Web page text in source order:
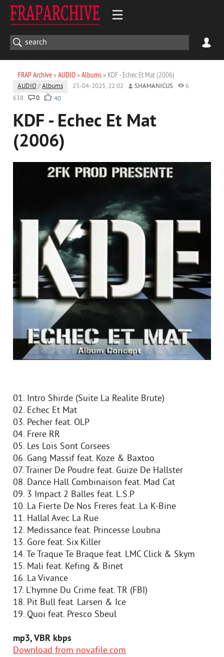
FRAP Archive» AUDIO» Albums» KDF - Echec Et Mat (2006)
AUDIO /Albums 23-04-2025, 22:02 SHAMANICUS
6
638
0 40
KDF - Echec Et Mat
(2006)
01. Intro Shirde (Suite La Realite Brute)
02. Echec Et Mat
03. Pecher feat. OLP
04. Frere RR
05. Les Lois Sont Corsees
06. Gang Massif feat. Koze & Baxtoo
07. Trainer De Poudre feat. Guize De Hallster
08. Dance Hall Combinaison feat. Mad Cat
09. 3 Impact 2 Balles feat. L.S.P
10. La Fierte De Nos Freres feat. La K-Bine
11. Hallal Avec La Rue
12. Medissance feat. Princesse Loubna
13. Gore feat. Six Killer
14. Te Traque Te Braque feat. LMC Click & Skym
15. Mali feat. Kefing & Binet
16. La Vivance
17. L'hymne Du Crime feat. TR (FBI)
18. Pit Bull feat. Larsen & Ice
19. Quoi feat. Presco Sbeul
mp3, VBR kbps
Download from novafile.com